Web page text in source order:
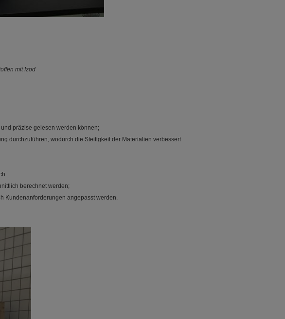
mit Izod
präzise gelesen werden können;
durchzuführen, wodurch die Steifigkeit der Materialien verbessert
berechnet werden;
Kundenanforderungen angepasst werden.